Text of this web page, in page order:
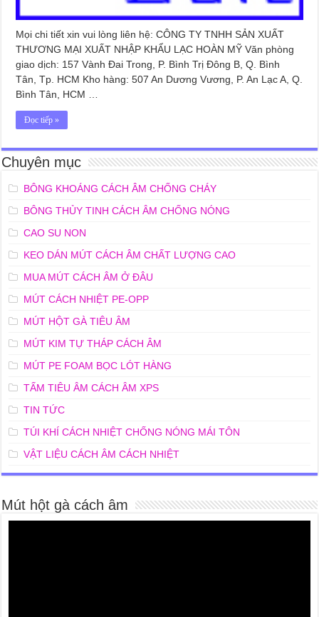
Mọi chi tiết xin vui lòng liên hệ: CÔNG TY TNHH SẢN XUẤT
THƯƠNG MẠI XUẤT NHẬP KHẨU LẠC HOÀN MỸ Văn phòng
giao dịch: 157 Vành Đai Trong, P. Bình Trị Đông B, Q. Bình
Tân, Tp. HCM Kho hàng: 507 An Dương Vương, P. An Lạc A, Q.
Bình Tân, HCM …
Đọc tiếp »
Chuyên mục
BÔNG KHOÁNG CÁCH ÂM CHỐNG CHÁY
BÔNG THỦY TINH CÁCH ÂM CHỐNG NÓNG
CAO SU NON
KEO DÁN MÚT CÁCH ÂM CHẤT LƯỢNG CAO
MUA MÚT CÁCH ÂM Ở ĐÂU
MÚT CÁCH NHIỆT PE-OPP
MÚT HỘT GÀ TIÊU ÂM
MÚT KIM TỰ THÁP CÁCH ÂM
MÚT PE FOAM BỌC LÓT HÀNG
TẤM TIÊU ÂM CÁCH ÂM XPS
TIN TỨC
TÚI KHÍ CÁCH NHIỆT CHỐNG NÓNG MÁI TÔN
VẬT LIỆU CÁCH ÂM CÁCH NHIỆT
Mút hột gà cách âm